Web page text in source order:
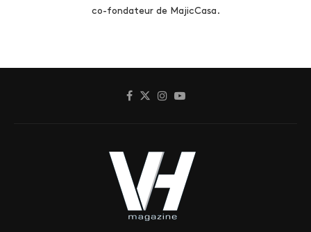
co-fondateur de MajicCasa.